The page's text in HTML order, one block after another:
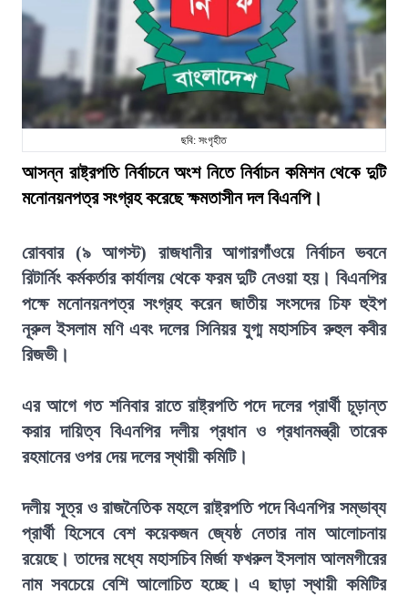
ছবি: সংগৃহীত
আসন্ন রাষ্ট্রপতি নির্বাচনে অংশ নিতে নির্বাচন কমিশন থেকে দুটি
মনোনয়নপত্র সংগ্রহ করেছে ক্ষমতাসীন দল বিএনপি।
রোববার (৯ আগস্ট) রাজধানীর আগারগাঁওয়ে নির্বাচন ভবনে
রিটার্নিং কর্মকর্তার কার্যালয় থেকে ফরম দুটি নেওয়া হয়। বিএনপির
পক্ষে মনোনয়নপত্র সংগ্রহ করেন জাতীয় সংসদের চিফ হুইপ
নূরুল ইসলাম মণি এবং দলের সিনিয়র যুগ্ম মহাসচিব রুহুল কবীর
রিজভী।
এর আগে গত শনিবার রাতে রাষ্ট্রপতি পদে দলের প্রার্থী চূড়ান্ত
করার দায়িত্ব বিএনপির দলীয় প্রধান ও প্রধানমন্ত্রী তারেক
রহমানের ওপর দেয় দলের স্থায়ী কমিটি।
দলীয় সূত্র ও রাজনৈতিক মহলে রাষ্ট্রপতি পদে বিএনপির সম্ভাব্য
প্রার্থী হিসেবে বেশ কয়েকজন জ্যেষ্ঠ নেতার নাম আলোচনায়
রয়েছে। তাদের মধ্যে মহাসচিব মির্জা ফখরুল ইসলাম আলমগীরের
নাম সবচেয়ে বেশি আলোচিত হচ্ছে। এ ছাড়া স্থায়ী কমিটির